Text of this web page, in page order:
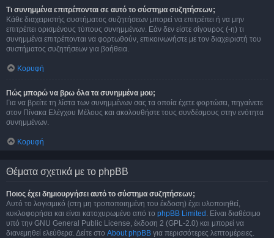
Τι συνημμένα επιτρέπονται σε αυτό το σύστημα συζητήσεων;
Κάθε διαχειριστής συστήματος συζητήσεων μπορεί να επιτρέπει ή να μην
επιτρέπει ορισμένους τύπους συνημμένων. Εάν δεν είστε σίγουρος (-η) τι
συνημμένα επιτρέπονται να φορτωθούν, επικοινωνήστε με τον διαχειριστή του
συστήματος συζητήσεων για βοήθεια.
Κορυφή
Πώς μπορώ να βρω όλα τα συνημμένα μου;
Για να βρείτε τη λίστα των συνημμένων σας τα οποία έχετε φορτώσει, πηγαίνετε
στον Πίνακα Ελέγχου Μέλους και ακολουθήστε τους συνδέσμους στην ενότητα
συνημμένων.
Κορυφή
Θέματα σχετικά με το phpBB
Ποιος έχει δημιουργήσει αυτό το σύστημα συζητήσεων;
Αυτό το λογισμικό (στη μη τροποποιημένη του έκδοση) έχει υλοποιηθεί,
κυκλοφορήσει και είναι κατοχυρωμένο από το phpBB Limited . Είναι διαθέσιμο
υπό την GNU General Public License, έκδοση 2 (GPL-2.0) και μπορεί να
διανεμηθεί ελεύθερα. Δείτε στο About phpBB για περισσότερες λεπτομέρειες.